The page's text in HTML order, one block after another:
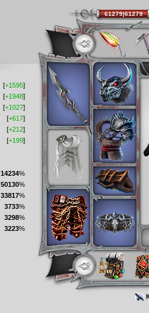
[+1595]
[+1948]
[+1027]
[+617]
[+212]
[+199]
14234%
50130%
33817%
3733%
3298%
3223%
61279|61279